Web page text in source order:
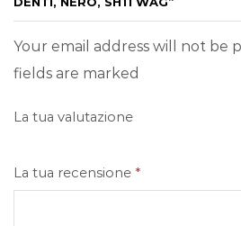
Your email address will not be
fields are marked
La tua valutazione
La tua recensione *